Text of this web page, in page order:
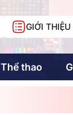
GIỚI
Thể thao